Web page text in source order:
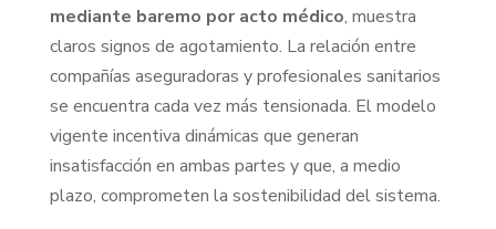
mediante baremo por acto médico, muestra
claros signos de agotamiento. La relación entre
compañías aseguradoras y profesionales sanitarios
se encuentra cada vez más tensionada. El modelo
vigente incentiva dinámicas que generan
insatisfacción en ambas partes y que, a medio
plazo, comprometen la sostenibilidad del sistema.